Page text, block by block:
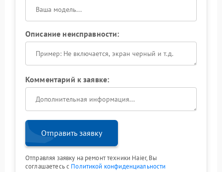
Описание неисправности:
Комментарий к заявке:
Отправить заявку
Отправляя заявку на ремонт техники Haier, Вы
соглашаетесь с Политикой конфиденциальности